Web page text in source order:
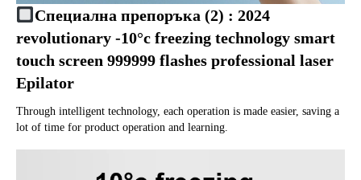
Специална препоръка (2) : 2024
revolutionary -10°c freezing technology smart
touch screen 999999 flashes professional laser
Epilator
Through intelligent technology, each operation is made easier, saving a
lot of time for product operation and learning